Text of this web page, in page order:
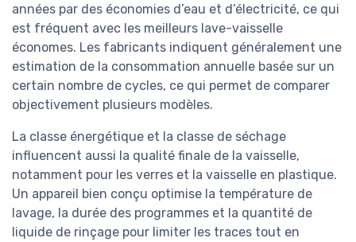
années par des économies d’eau et d’électricité, ce qui
est fréquent avec les meilleurs lave-vaisselle
économes. Les fabricants indiquent généralement une
estimation de la consommation annuelle basée sur un
certain nombre de cycles, ce qui permet de comparer
objectivement plusieurs modèles.
La classe énergétique et la classe de séchage
influencent aussi la qualité finale de la vaisselle,
notamment pour les verres et la vaisselle en plastique.
Un appareil bien conçu optimise la température de
lavage, la durée des programmes et la quantité de
liquide de rinçage pour limiter les traces tout en